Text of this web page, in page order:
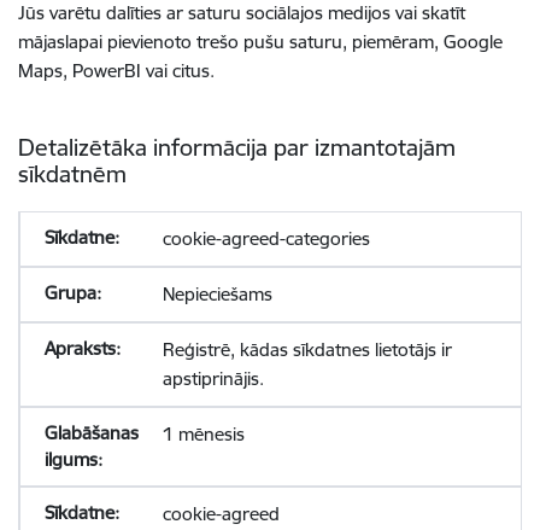
Jūs varētu dalīties ar saturu sociālajos medijos vai skatīt
mājaslapai pievienoto trešo pušu saturu, piemēram, Google
Maps, PowerBI vai citus.
Detalizētāka informācija par izmantotajām
sīkdatnēm
cookie-agreed-categories
Nepieciešams
Reģistrē, kādas sīkdatnes lietotājs ir
apstiprinājis.
1 mēnesis
cookie-agreed